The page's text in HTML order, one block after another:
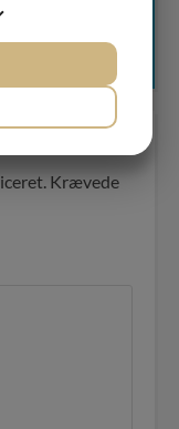
og små
Krævede